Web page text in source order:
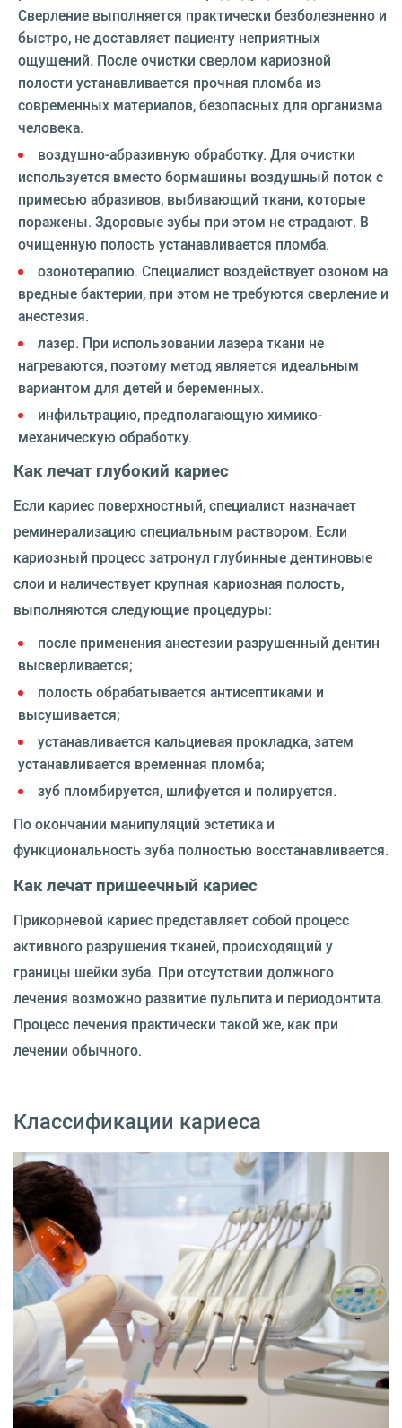
Сверление выполняется практически безболезненно и
быстро, не доставляет пациенту неприятных
ощущений. После очистки сверлом кариозной
полости устанавливается прочная пломба из
современных материалов, безопасных для организма
человека.
воздушно-абразивную обработку. Для очистки
используется вместо бормашины воздушный поток с
примесью абразивов, выбивающий ткани, которые
поражены. Здоровые зубы при этом не страдают. В
очищенную полость устанавливается пломба.
озонотерапию. Специалист воздействует озоном на
вредные бактерии, при этом не требуются сверление и
анестезия.
лазер. При использовании лазера ткани не
нагреваются, поэтому метод является идеальным
вариантом для детей и беременных.
инфильтрацию, предполагающую химико-
механическую обработку.
Как лечат глубокий кариес
Если кариес поверхностный, специалист назначает
реминерализацию специальным раствором. Если
кариозный процесс затронул глубинные дентиновые
слои и наличествует крупная кариозная полость,
выполняются следующие процедуры:
после применения анестезии разрушенный дентин
высверливается;
полость обрабатывается антисептиками и
высушивается;
устанавливается кальциевая прокладка, затем
устанавливается временная пломба;
зуб пломбируется, шлифуется и полируется.
По окончании манипуляций эстетика и
функциональность зуба полностью восстанавливается.
Как лечат пришеечный кариес
Прикорневой кариес представляет собой процесс
активного разрушения тканей, происходящий у
границы шейки зуба. При отсутствии должного
лечения возможно развитие пульпита и периодонтита.
Процесс лечения практически такой же, как при
лечении обычного.
Классификации кариеса